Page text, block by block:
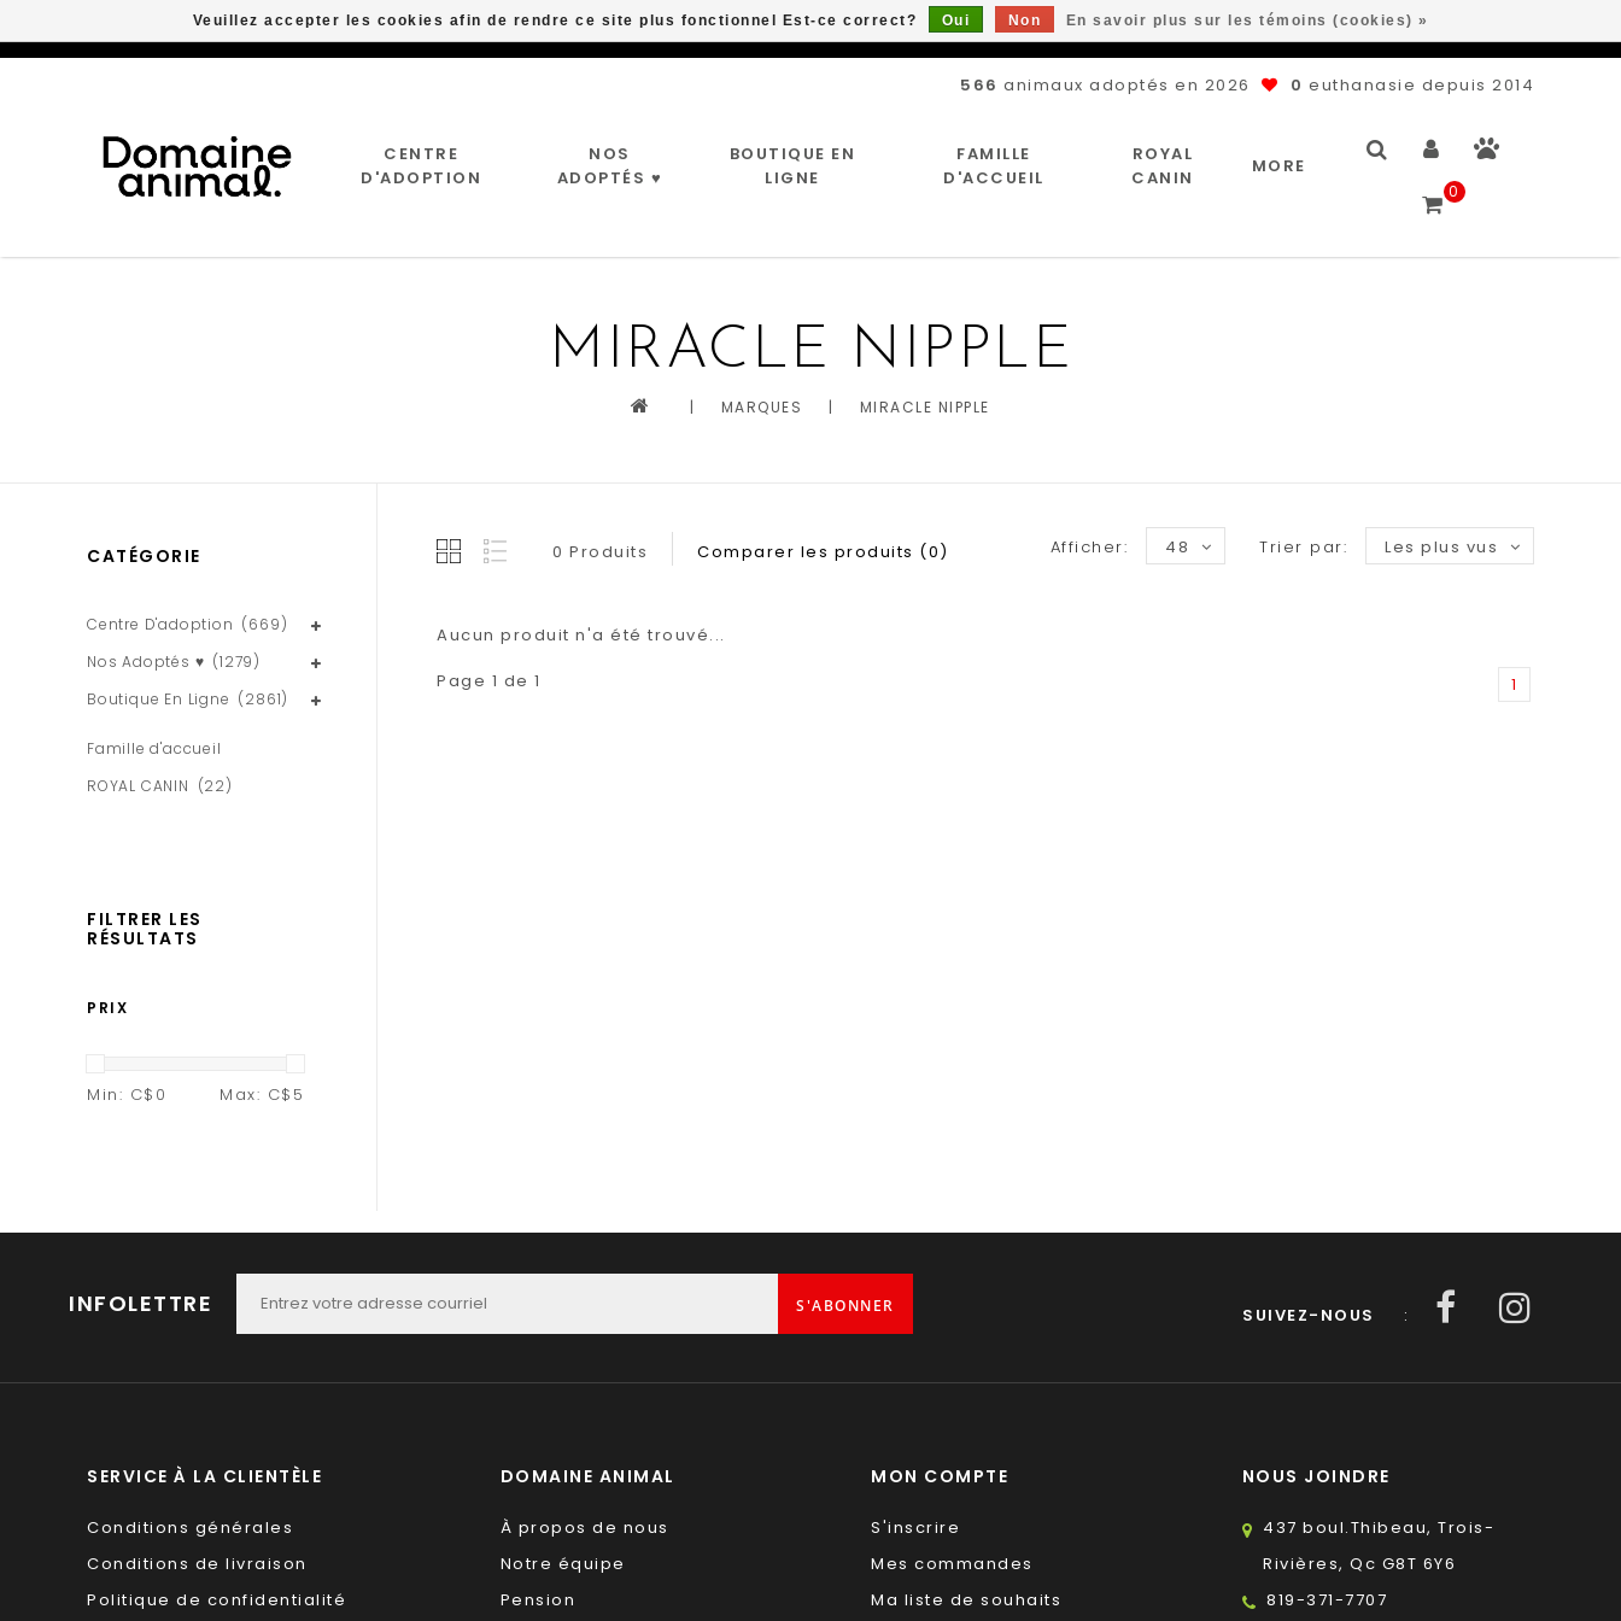
566 animaux adoptés en 2026 0 euthanasie depuis 2014
CENTRE
D'ADOPTION
NOS
ADOPTÉS ♥
BOUTIQUE EN
LIGNE
FAMILLE
D'ACCUEIL
ROYAL
CANIN
MORE
0
MIRACLE NIPPLE
| MARQUES | MIRACLE NIPPLE
CATÉGORIE
Centre D'adoption (669)
Nos Adoptés ♥ (1279)
Boutique En Ligne (2861)
Famille d'accueil
ROYAL CANIN (22)
FILTRER LES
RÉSULTATS
PRIX
Min: C$ 0 Max: C$ 5
0 Produits Comparer les produits (0) Trier par: Les plus vus
Afficher: 48
Aucun produit n'a été trouvé...
Page 1 de 1
1
INFOLETTRE S'ABONNER SUIVEZ-NOUS :
SERVICE À LA CLIENTÈLE
Conditions générales
Conditions de livraison
Politique de confidentialité
DOMAINE ANIMAL
À propos de nous
Notre équipe
Pension
MON COMPTE
S'inscrire
Mes commandes
Ma liste de souhaits
NOUS JOINDRE
437 boul.Thibeau, Trois-
Rivières, Qc G8T 6Y6
819-371-7707
Veuillez accepter les cookies afin de rendre ce site plus fonctionnel Est-ce correct? Oui Non En savoir plus sur les témoins (cookies) »
Livraison gratuite à partir de 89$*